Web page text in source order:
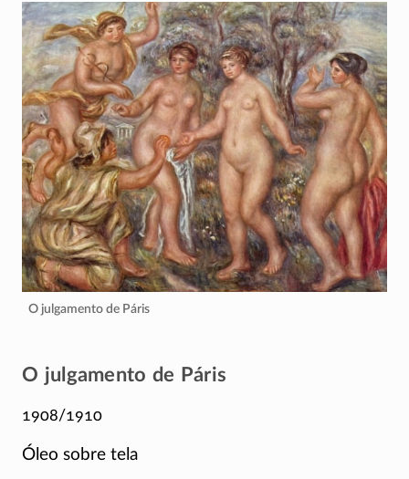
O julgamento de Páris
O julgamento de Páris
1908/1910
Óleo sobre tela